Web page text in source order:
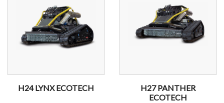
H24 LYNX ECOTECH
H27 PANTHER
ECOTECH